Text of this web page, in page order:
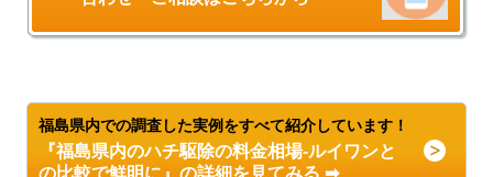
福島県内での調査した実例をすべて紹介しています！
『福島県内のハチ駆除の料金相場-ルイワンと
の比較で鮮明に』の詳細を見てみる ➡